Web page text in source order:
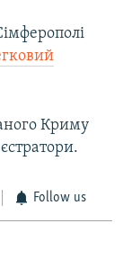
Криму
Follow us